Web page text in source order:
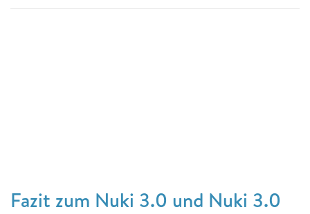
Fazit zum Nuki 3.0 und Nuki 3.0